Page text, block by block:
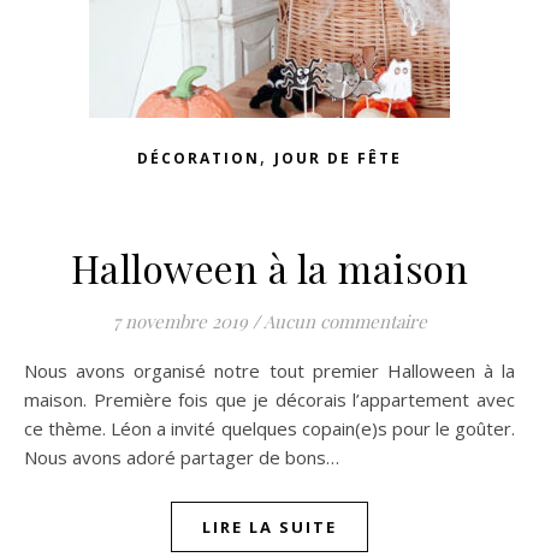
DÉCORATION , JOUR DE FÊTE
Halloween à la maison
7 novembre 2019 /Aucun commentaire
Nous avons organisé notre tout premier Halloween à la
maison. Première fois que je décorais l’appartement avec
ce thème. Léon a invité quelques copain(e)s pour le goûter.
Nous avons adoré partager de bons…
LIRE LA SUITE